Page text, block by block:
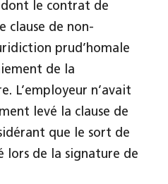
dont le contrat de
clause de non-
prud’homale
de la
L’employeur n’avait
levé la clause de
que le sort de
lors de la signature de